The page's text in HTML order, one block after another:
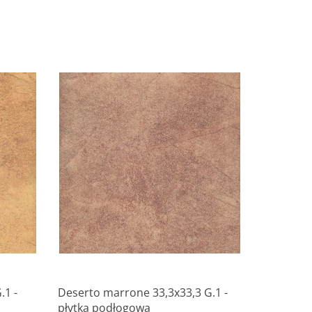
-
Produkt niedostępny
Deserto marrone 33,3x33,3 G.1 -
płytka podłogowa